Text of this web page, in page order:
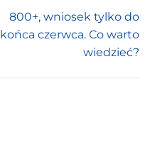
800+, wniosek tylko do
końca czerwca. Co warto
wiedzieć?